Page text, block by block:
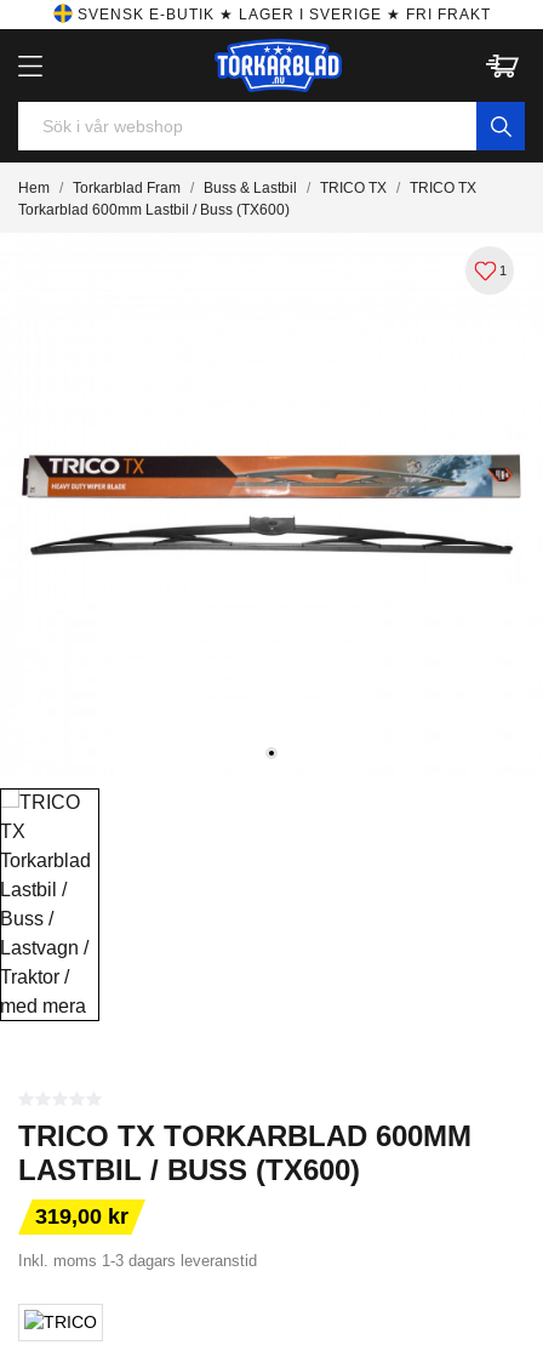
SVENSK E-BUTIK ★ LAGER I SVERIGE ★ FRI FRAKT
Hem Torkarblad Fram Buss & Lastbil TRICO TX
TRICO TX
Torkarblad 600mm Lastbil / Buss (TX600)
1
TRICO TX TORKARBLAD 600MM
LASTBIL / BUSS (TX600)
319,00 kr
Inkl. moms 1-3 dagars leveranstid